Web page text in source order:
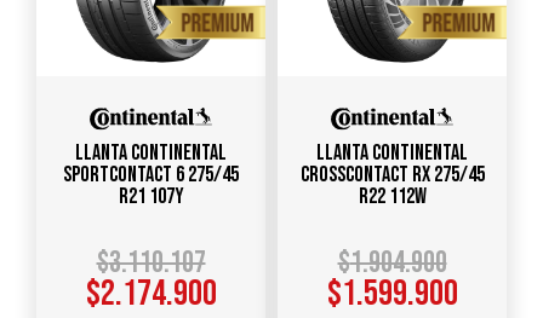
Llanta CONTINENTAL
SportContact 6 275/45
R21 107Y
$3.110.107
$2.174.900
Llanta CONTINENTAL
CrossContact RX 275/45
R22 112W
$1.904.900
$1.599.900